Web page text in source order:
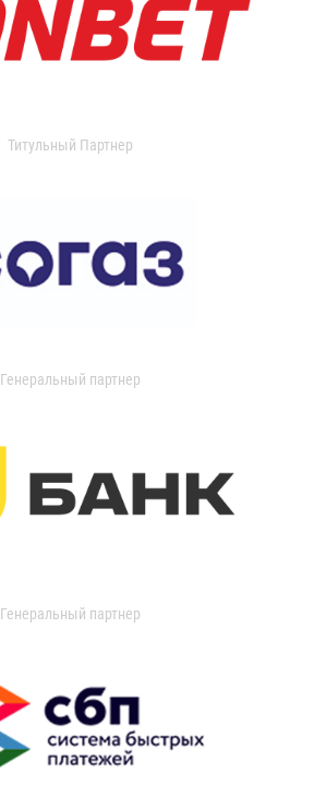
Титульный Партнер
Генеральный партнер
Генеральный партнер